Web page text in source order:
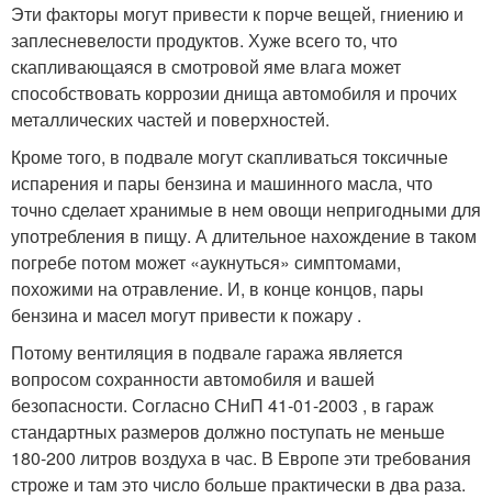
Эти факторы могут привести к порче вещей, гниению и
заплесневелости продуктов. Хуже всего то, что
скапливающаяся в смотровой яме влага может
способствовать коррозии днища автомобиля и прочих
металлических частей и поверхностей.
Кроме того, в подвале могут скапливаться токсичные
испарения и пары бензина и машинного масла, что
точно сделает хранимые в нем овощи непригодными для
употребления в пищу. А длительное нахождение в таком
погребе потом может «аукнуться» симптомами,
похожими на отравление. И, в конце концов, пары
бензина и масел могут привести к пожару .
Потому вентиляция в подвале гаража является
вопросом сохранности автомобиля и вашей
безопасности. Согласно СНиП 41-01-2003 , в гараж
стандартных размеров должно поступать не меньше
180-200 литров воздуха в час. В Европе эти требования
строже и там это число больше практически в два раза.